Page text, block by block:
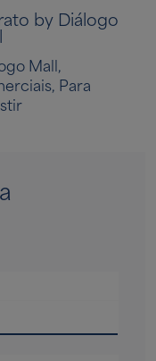
by Diálogo
Mall,
Para